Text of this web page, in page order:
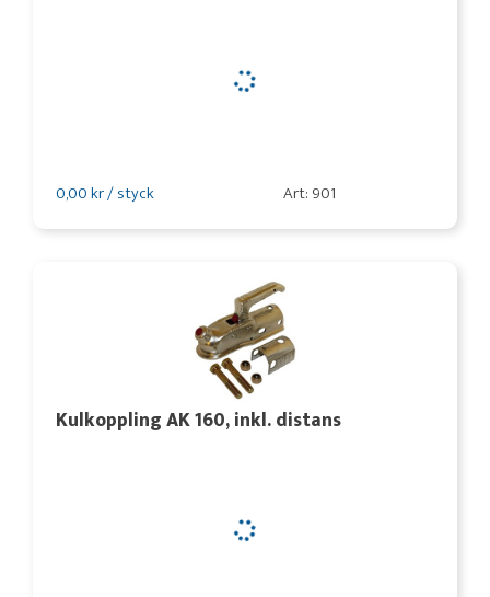
0,00 kr / styck Art: 901
Kulkoppling AK 160, inkl. distans